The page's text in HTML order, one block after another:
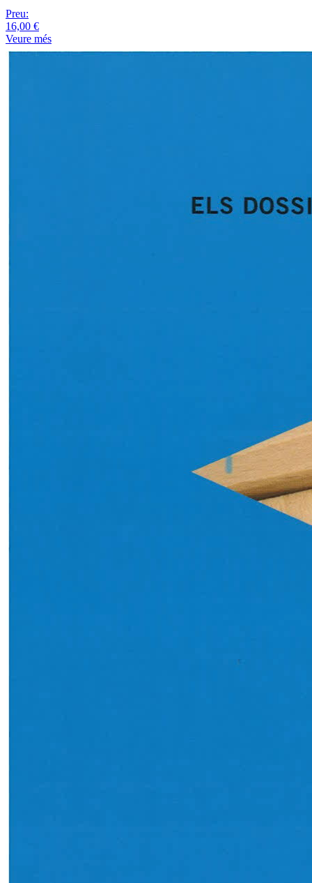
Preu:
16,00 €
Veure més